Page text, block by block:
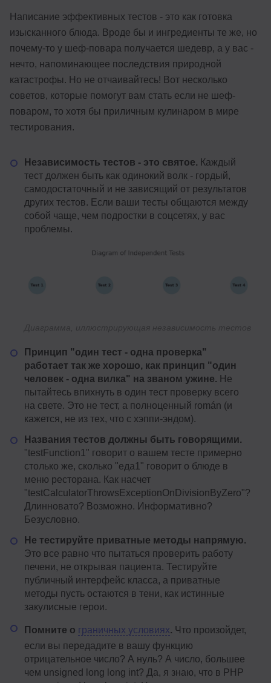
Написание эффективных тестов - это как готовка
изысканного блюда. Вроде бы и ингредиенты те же, но
почему-то у шеф-повара получается шедевр, а у вас -
нечто, напоминающее последствия природной
катастрофы. Но не отчаивайтесь! Вот несколько
советов, которые помогут вам стать если не шеф-
поваром, то хотя бы приличным кулинаром в мире
тестирования.
Независимость тестов - это святое. Каждый
тест должен быть как одинокий волк - гордый,
самодостаточный и не зависящий от результатов
других тестов. Если ваши тесты общаются между
собой чаще, чем подростки в соцсетях, у вас
проблемы.
Принцип "один тест - одна проверка"
работает так же хорошо, как принцип "один
человек - одна вилка" на званом ужине. Не
пытайтесь впихнуть в один тест проверку всего
на свете. Это не тест, а полноценный román (и
кажется, не из тех, что с хэппи-эндом).
Названия тестов должны быть говорящими.
"testFunction1" говорит о вашем тесте примерно
столько же, сколько "еда1" говорит о блюде в
меню ресторана. Как насчет
"testCalculatorThrowsExceptionOnDivisionByZero"?
Длинновато? Возможно. Информативно?
Безусловно.
Не тестируйте приватные методы напрямую.
Это все равно что пытаться проверить работу
печени, не открывая пациента. Тестируйте
публичный интерфейс класса, а приватные
методы пусть остаются в тени, как истинные
закулисные герои.
Помните о граничных условиях. Что произойдет,
если вы передадите в вашу функцию
отрицательное число? А нуль? А число, большее
чем unsigned long long int? Да, я знаю, что в PHP